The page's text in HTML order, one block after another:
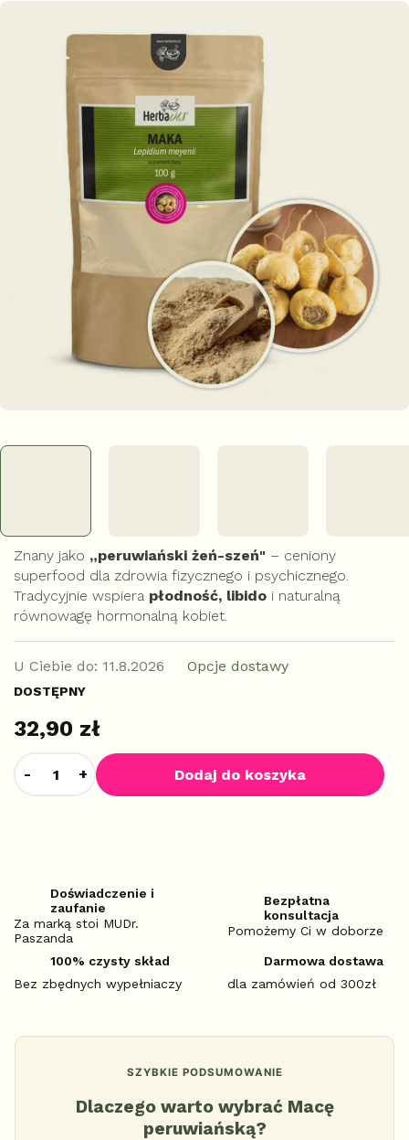
gwiazdek.
32,90 zł
DOSTĘPNY
U Ciebie do: 11.8.2026 Opcje dostawy
Dodaj do koszyka
Znany jako „peruwiański żeń-szeń" – ceniony
superfood dla zdrowia fizycznego i psychicznego.
Tradycyjnie wspiera płodność, libido i naturalną
równowagę hormonalną kobiet.
Doświadczenie i
zaufanie
Za marką stoi MUDr.
Paszanda
Bezpłatna
konsultacja
Pomożemy Ci w doborze
100% czysty skład
Bez zbędnych wypełniaczy
Darmowa dostawa
dla zamówień od 300zł
SZYBKIE PODSUMOWANIE
Dlaczego warto wybrać Macę
peruwiańską?